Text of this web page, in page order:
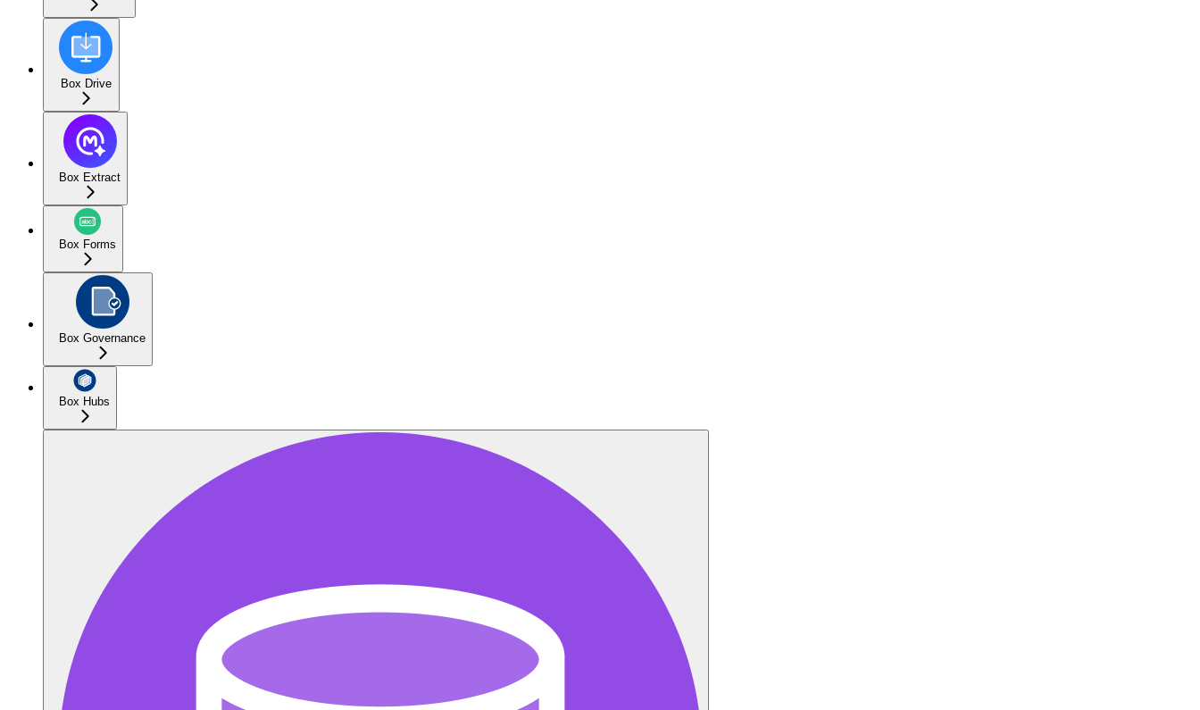
Box Drive
Box Extract
Box Forms
Box Governance
Box Hubs